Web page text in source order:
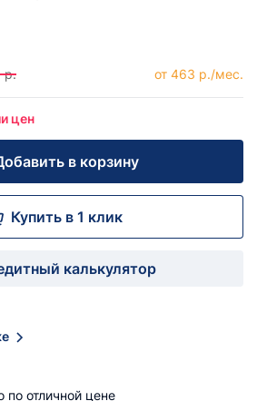
р. от 463 р./мес.
цен
в корзину
Купить в 1 клик
калькулятор
по отличной цене